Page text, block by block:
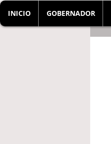
INICIO GOBERNADOR